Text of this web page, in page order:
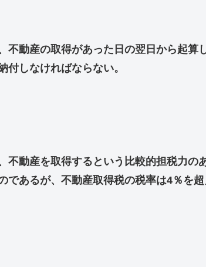
不動産の取得があった日の翌日から起算
付しなければならない。
不動産を取得するという比較的担税力の
であるが、不動産取得税の税率は4％を超